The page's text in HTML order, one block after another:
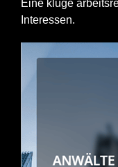
Eine kluge
Interessen.